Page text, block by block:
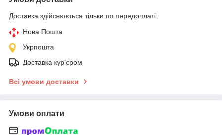
Доставка здійснюється тільки по передоплаті.
Нова Пошта
Укрпошта
Доставка кур'єром
Всі умови доставки
Умови оплати